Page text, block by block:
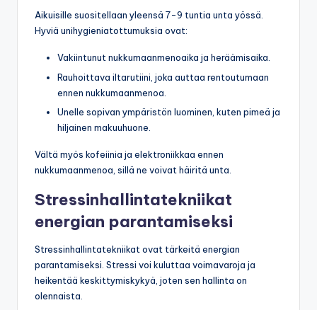
Aikuisille suositellaan yleensä 7-9 tuntia unta yössä.
Hyviä unihygieniatottumuksia ovat:
Vakiintunut nukkumaanmenoaika ja heräämisaika.
Rauhoittava iltarutiini, joka auttaa rentoutumaan
ennen nukkumaanmenoa.
Unelle sopivan ympäristön luominen, kuten pimeä ja
hiljainen makuuhuone.
Vältä myös kofeiinia ja elektroniikkaa ennen
nukkumaanmenoa, sillä ne voivat häiritä unta.
Stressinhallintatekniikat
energian parantamiseksi
Stressinhallintatekniikat ovat tärkeitä energian
parantamiseksi. Stressi voi kuluttaa voimavaroja ja
heikentää keskittymiskykyä, joten sen hallinta on
olennaista.